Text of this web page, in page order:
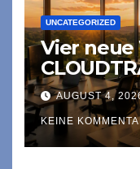
UNCATEGORIZED
Vier
AUGUST 4,
KEINE